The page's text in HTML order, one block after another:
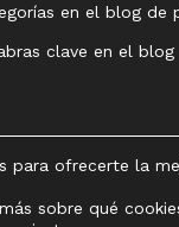
en el blog de
clave en el blog
para ofrecerte la
sobre qué